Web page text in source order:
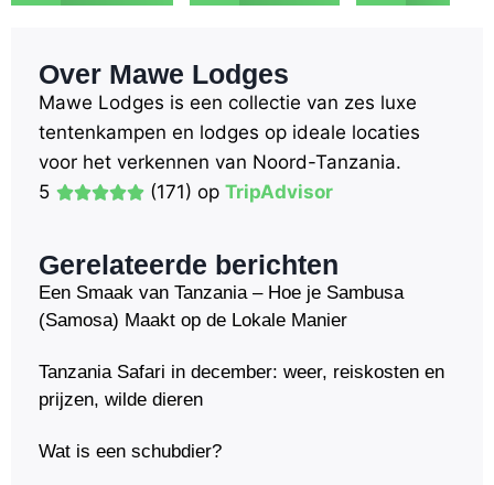
Over Mawe Lodges
Mawe Lodges is een collectie van zes luxe
tentenkampen en lodges op ideale locaties
voor het verkennen van Noord-Tanzania.
5
(171) op TripAdvisor
Gerelateerde berichten
Een Smaak van Tanzania – Hoe je Sambusa
(Samosa) Maakt op de Lokale Manier
Tanzania Safari in december: weer, reiskosten en
prijzen, wilde dieren
Wat is een schubdier?